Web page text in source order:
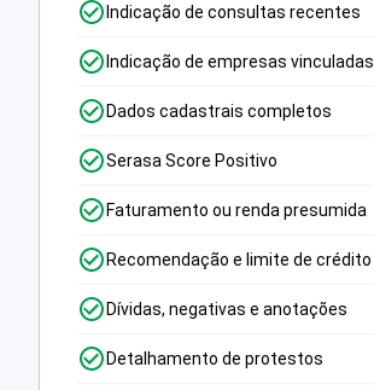
Indicação de consultas recentes
Indicação de empresas vinculadas
Dados cadastrais completos
Serasa Score Positivo
Faturamento ou renda presumida
Recomendação e limite de crédito
Dívidas, negativas e anotações
Detalhamento de protestos